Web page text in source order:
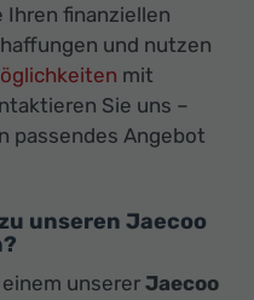
Ihren finanziellen
und nutzen
mit
Sie uns –
passendes Angebot
unseren Jaecoo
unserer Jaecoo